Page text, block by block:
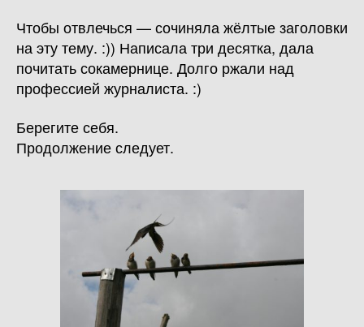
Чтобы отвлечься — сочиняла жёлтые заголовки
на эту тему. :)) Написала три десятка, дала
почитать сокамернице. Долго ржали над
профессией журналиста. :)
Берегите себя.
Продолжение следует.